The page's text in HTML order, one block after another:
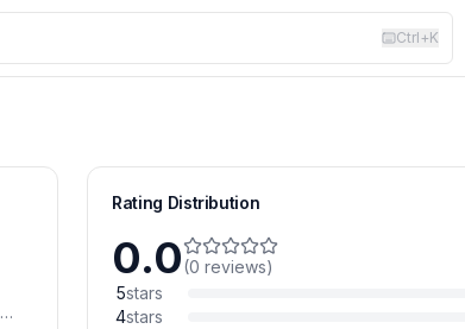
Ctrl+K
Rating Distribution
0.0(0 reviews)
5stars
4stars